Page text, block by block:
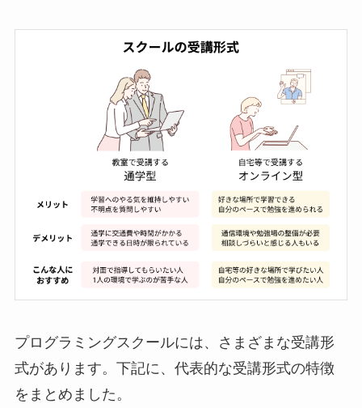
プログラミングスクールには、さまざまな受講形
式があります。下記に、代表的な受講形式の特徴
をまとめました。